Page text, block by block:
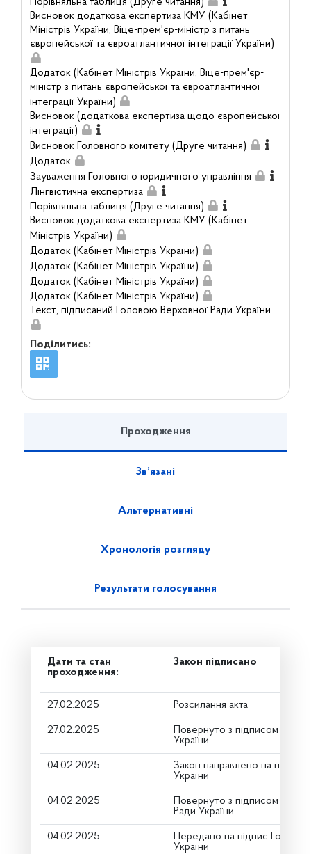
Порівняльна таблиця (Друге читання)
Висновок додаткова експертиза КМУ (Кабінет
Міністрів України, Віце-прем'єр-міністр з питань
європейської та євроатлантичної інтеграції України)
Додаток (Кабінет Міністрів України, Віце-прем'єр-
міністр з питань європейської та євроатлантичної
інтеграції України)
Висновок (додаткова експертиза щодо європейської
інтеграції)
Висновок Головного комітету (Друге читання)
Додаток
Зауваження Головного юридичного управління
Лінгвістична експертиза
Порівняльна таблиця (Друге читання)
Висновок додаткова експертиза КМУ (Кабінет
Міністрів України)
Додаток (Кабінет Міністрів України)
Додаток (Кабінет Міністрів України)
Додаток (Кабінет Міністрів України)
Додаток (Кабінет Міністрів України)
Текст, підписаний Головою Верховної Ради України
Поділитись:
Проходження
Зв’язані
Альтернативні
Хронологія розгляду
Результати голосування
Дати та стан
проходження:
Закон підписано
27.02.2025 Розсилання акта
27.02.2025
Повернуто з підписом від
України
04.02.2025
Закон направлено на підпис
України
04.02.2025
Повернуто з підписом
Ради України
04.02.2025
Передано на підпис Голові
України